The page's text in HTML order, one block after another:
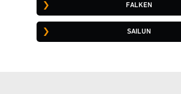
FALKEN
SAILUN